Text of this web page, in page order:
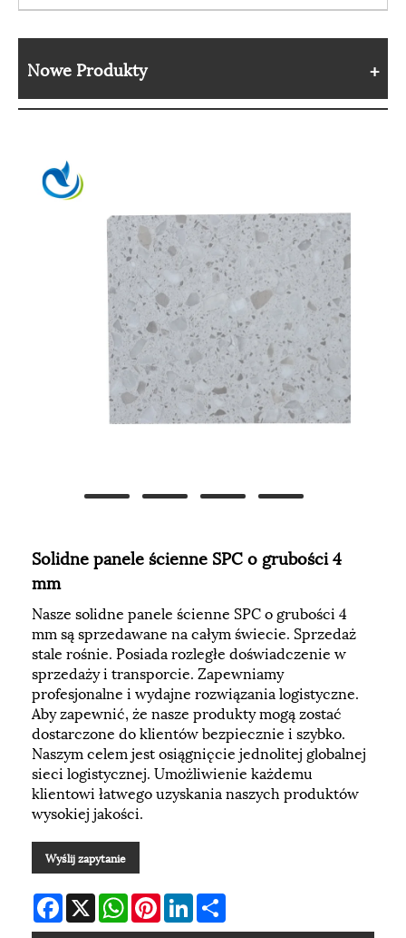
Nowe Produkty
Solidne panele ścienne SPC o grubości 4
mm
Nasze solidne panele ścienne SPC o grubości 4
mm są sprzedawane na całym świecie. Sprzedaż
stale rośnie. Posiada rozległe doświadczenie w
sprzedaży i transporcie. Zapewniamy
profesjonalne i wydajne rozwiązania logistyczne.
Aby zapewnić, że nasze produkty mogą zostać
dostarczone do klientów bezpiecznie i szybko.
Naszym celem jest osiągnięcie jednolitej globalnej
sieci logistycznej. Umożliwienie każdemu
klientowi łatwego uzyskania naszych produktów
wysokiej jakości.
Wyślij zapytanie
Facebook
X WhatsAppPinterestLinkedIn